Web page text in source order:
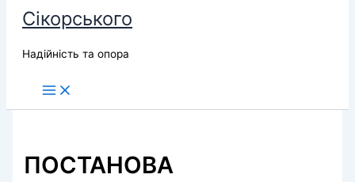
Сікорського
Надійність та опора
ПОСТАНОВА